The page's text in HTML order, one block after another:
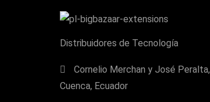
Distribuidores de Tecnología
Cornelio Merchan y José Peralta,
Cuenca, Ecuador